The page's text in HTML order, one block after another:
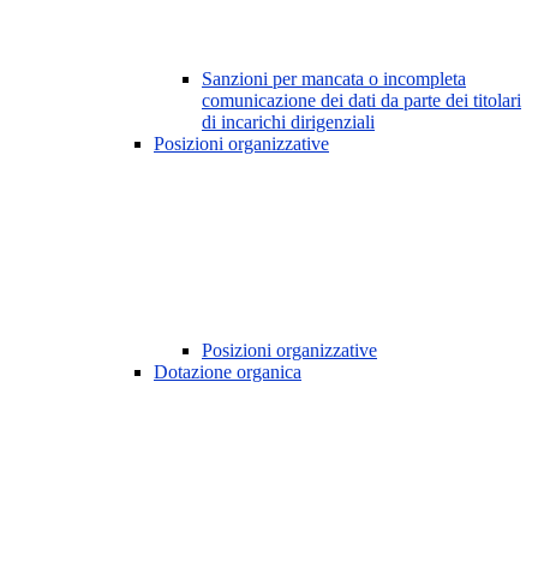
Sanzioni per mancata o incompleta
comunicazione dei dati da parte dei titolari
di incarichi dirigenziali
Posizioni organizzative
Posizioni organizzative
Dotazione organica